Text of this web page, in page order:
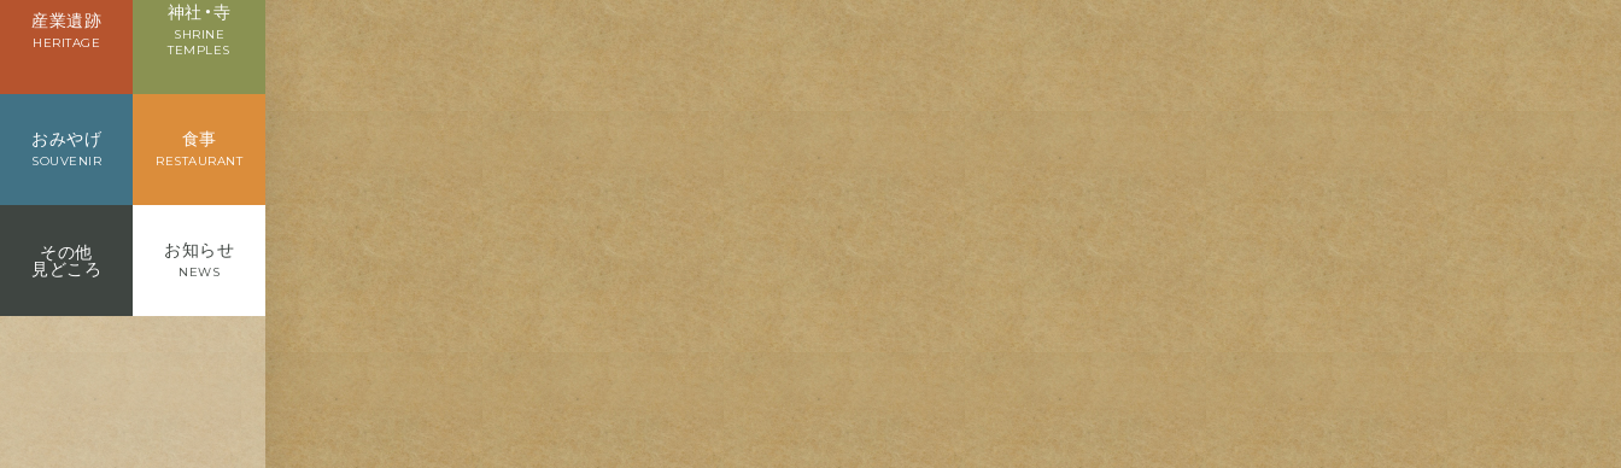
産業遺跡
HERITAGE
神社・寺
SHRINE
TEMPLES
おみやげ
SOUVENIR
食事
RESTAURANT
その他
見どころ
お知らせ
NEWS